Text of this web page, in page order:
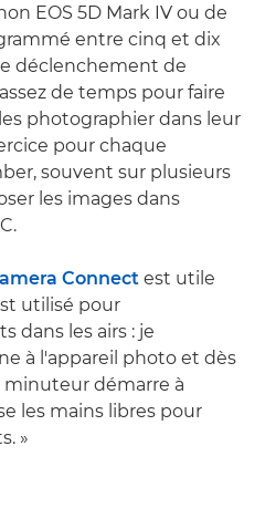
EOS 5D Mark IV ou de
entre cinq et dix
déclenchement de
de temps pour faire
photographier dans leur
pour chaque
souvent sur plusieurs
les images dans
Connect est utile
utilisé pour
dans les airs : je
à l'appareil photo et dès
minuteur démarre à
les mains libres pour
»